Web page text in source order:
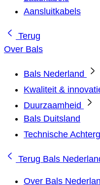
Aansluitkabels
Terug
Over Bals
Bals Nederland
Kwaliteit &
Duurzaamheid
Bals Duitsland
Technische
Terug Bals
Over Bals